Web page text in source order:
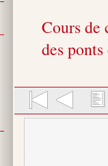
Cours de
des